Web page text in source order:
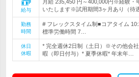
給与
月給 235,450 円～400,000円※経験・
いたします※試用期間3ヶ月あり（待
勤務
時間
# フレックスタイム制■コアタイム
標準労働時間 7…
休日
休暇
* 完全週休2日制（土日）※その他会
暇（即日付与）* 夏季休暇* 年末年…